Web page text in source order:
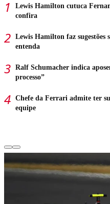
Lewis Hamilton cutuca
confira
Lewis Hamilton faz sugestões
entenda
Ralf Schumacher indica
processo”
Chefe da Ferrari admite ter
equipe